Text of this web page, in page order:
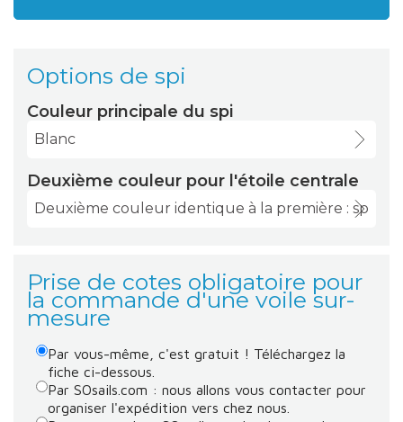
Options de spi
Couleur principale du spi
Deuxième couleur pour l'étoile centrale
Prise de cotes obligatoire pour
la commande d'une voile sur-
mesure
Par vous-même, c'est gratuit ! Téléchargez la
fiche ci-dessous.
Par SOsails.com : nous allons vous contacter pour
organiser l'expédition vers chez nous.